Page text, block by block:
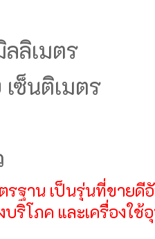
ลิเมตร
ซ็นติเมตร
ฐาน เป็นรุ่นที่ขายดี
บริโภค และเครื่องใ